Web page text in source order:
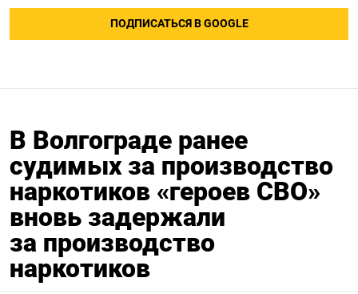
ПОДПИСАТЬСЯ В GOOGLE
В Волгограде ранее
судимых за производство
наркотиков «героев СВО»
вновь задержали
за производство
наркотиков